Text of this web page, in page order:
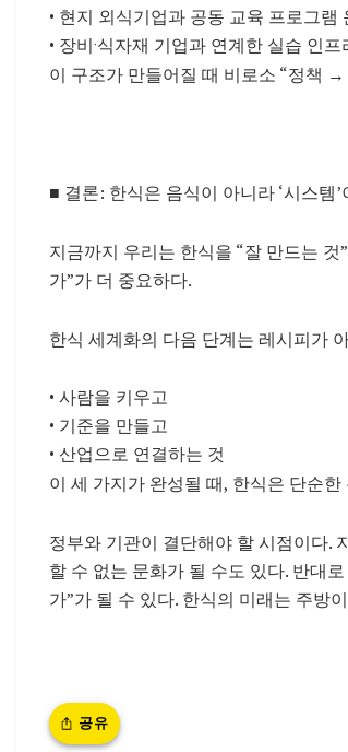
• 현지 외식기업과 공동 교육 프로그램
• 장비·식자재 기업과 연계한 실습 인프
이 구조가 만들어질 때 비로소 “정책
■ 결론: 한식은 음식이 아니라 ‘시스템’
지금까지 우리는 한식을 “잘 만드는
가”가 더 중요하다.
한식 세계화의 다음 단계는 레시피가
• 사람을 키우고
• 기준을 만들고
• 산업으로 연결하는 것
이 세 가지가 완성될 때, 한식은 단순한
정부와 기관이 결단해야 할 시점이다.
할 수 없는 문화가 될 수도 있다. 반대
가”가 될 수 있다. 한식의 미래는 주방
공유